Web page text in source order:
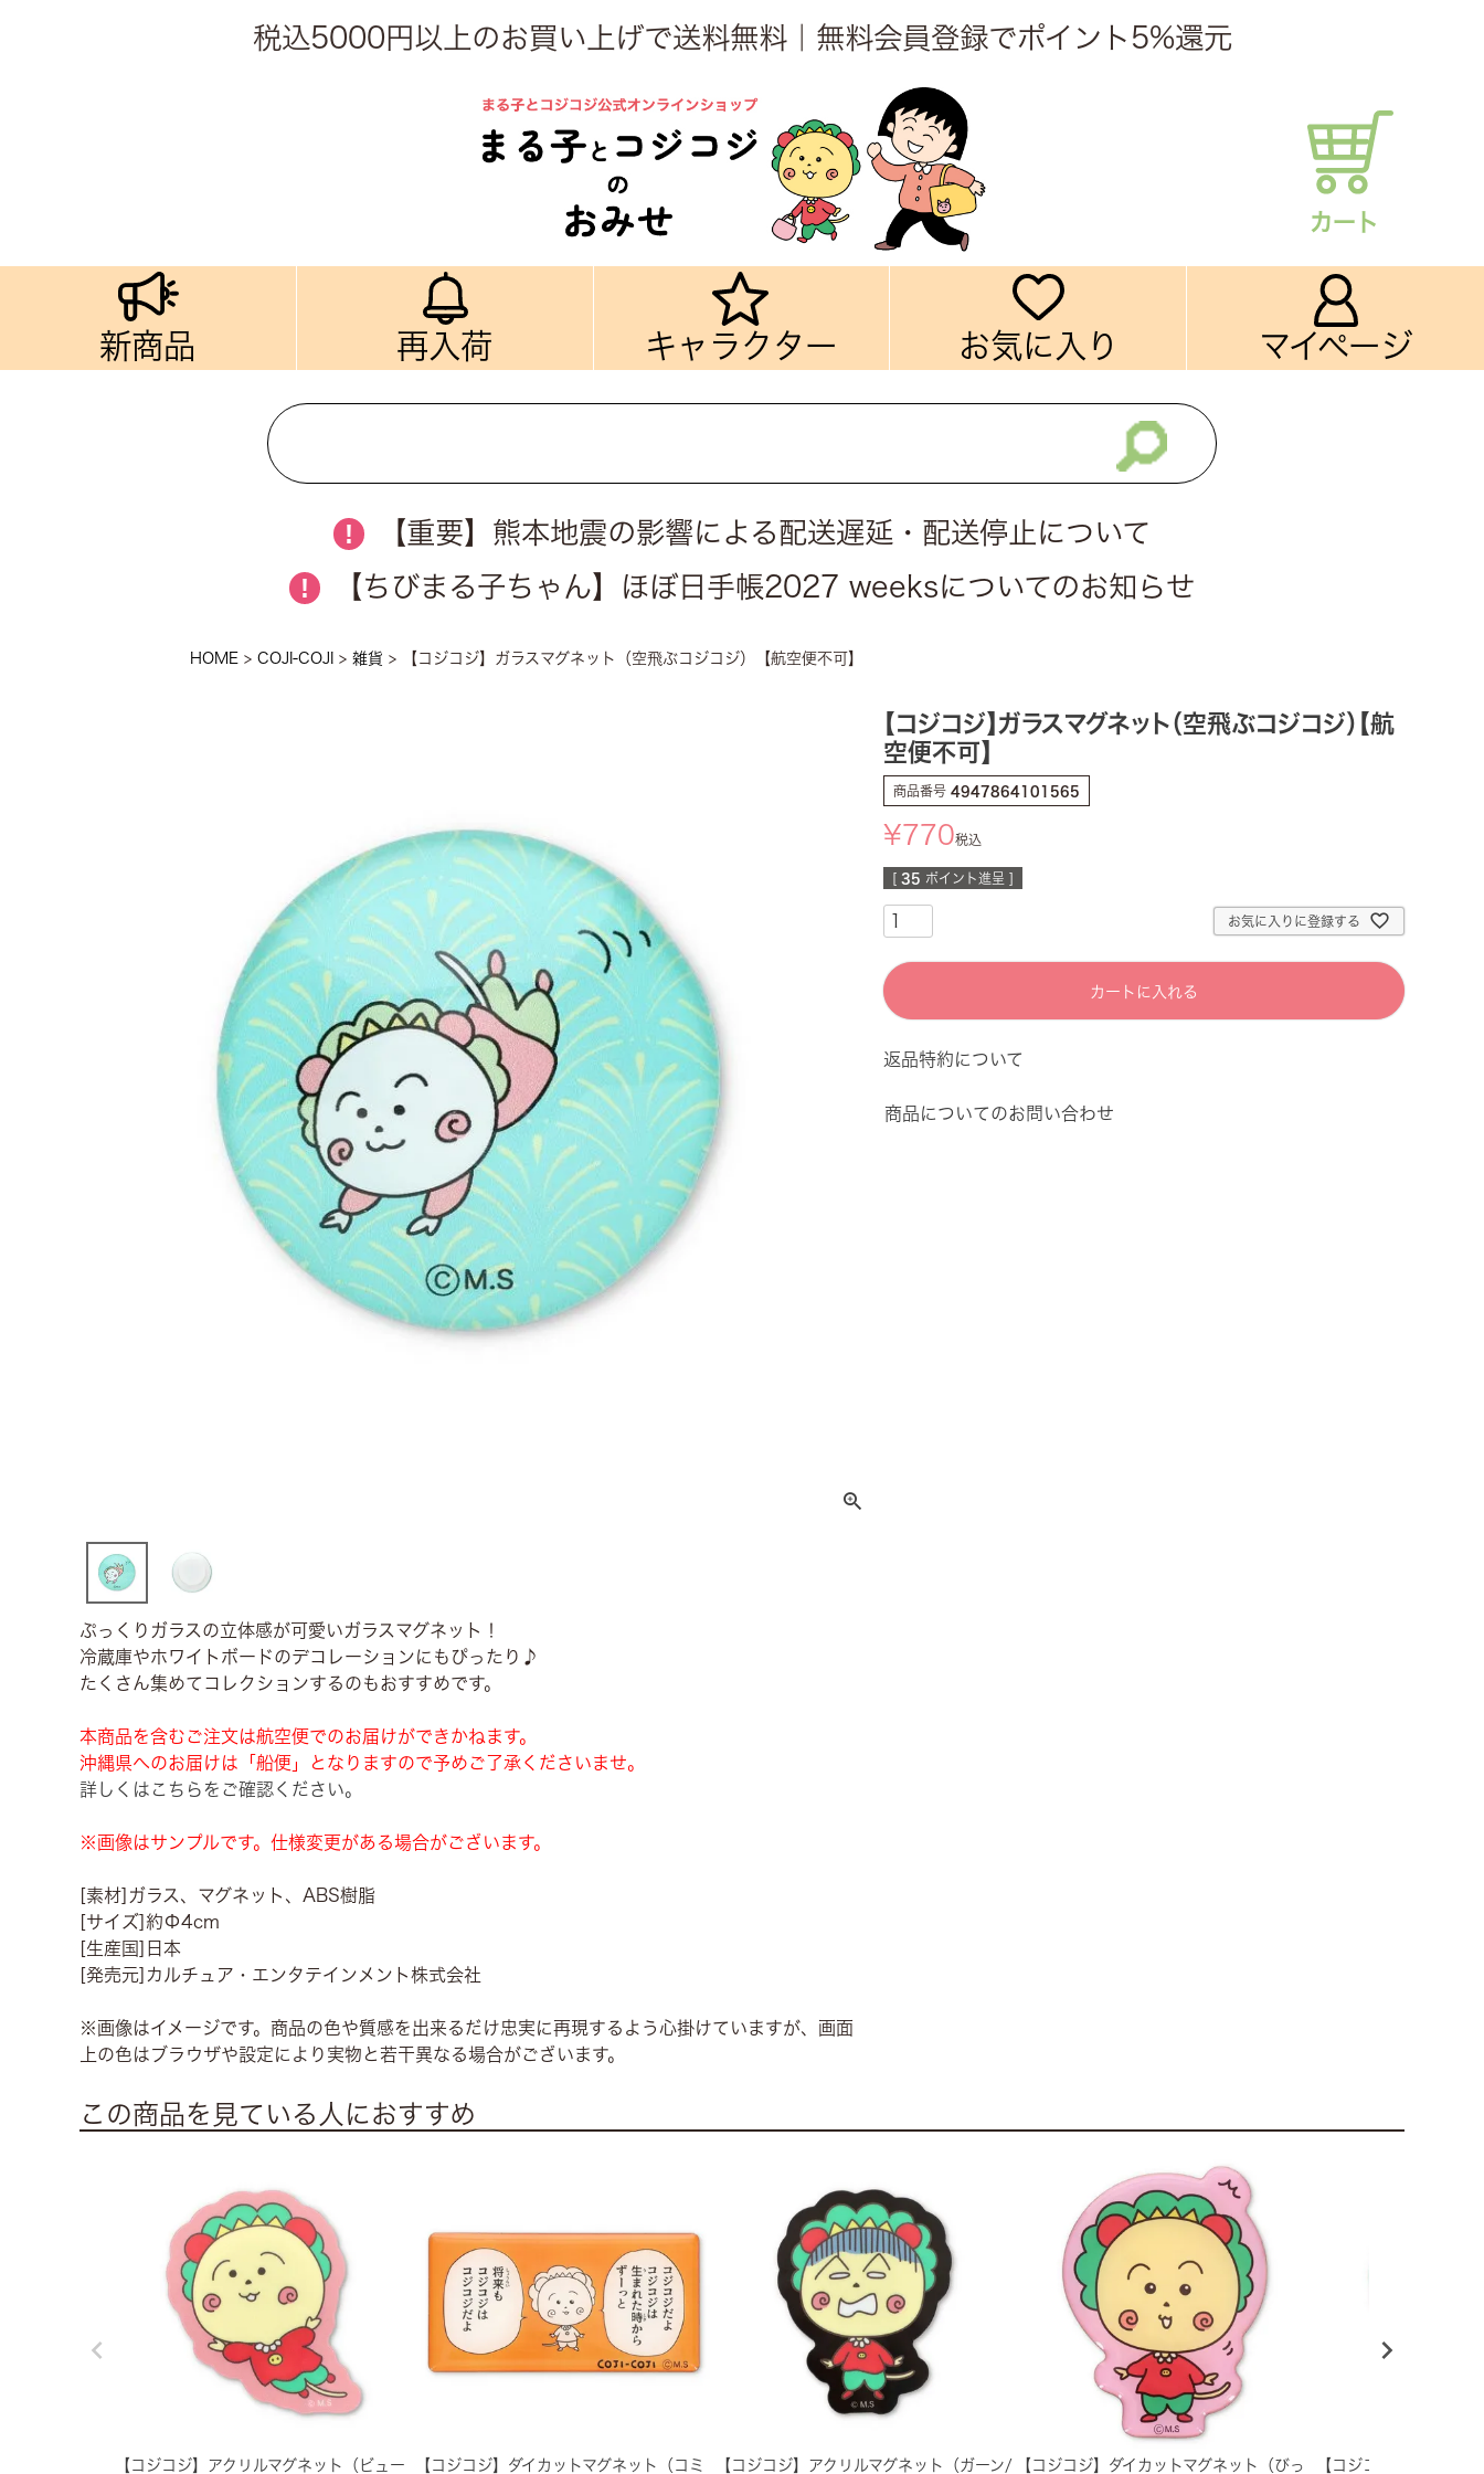
税込5000円以上のお買い上げで送料無料｜無料会員登録でポイント5%還元
カート
新商品 再入荷 キャラクター お気に入り マイページ
! 【重要】熊本地震の影響による配送遅延・配送停止について
! 【ちびまる子ちゃん】ほぼ日手帳2027 weeksについてのお知らせ
HOME COJI-COJI 雑貨 【コジコジ】ガラスマグネット（空飛ぶコジコジ）【航空便不可】
ぷっくりガラスの立体感が可愛いガラスマグネット！
冷蔵庫やホワイトボードのデコレーションにもぴったり♪
たくさん集めてコレクションするのもおすすめです。
本商品を含むご注文は航空便でのお届けができかねます。
沖縄県へのお届けは「船便」となりますので予めご了承くださいませ。
詳しくはこちらをご確認ください。
※画像はサンプルです。仕様変更がある場合がございます。
[素材]ガラス、マグネット、ABS樹脂
[サイズ]約Φ4cm
[生産国]日本
[発売元]カルチュア・エンタテインメント株式会社
※画像はイメージです。商品の色や質感を出来るだけ忠実に再現するよう心掛けていますが、画面
上の色はブラウザや設定により実物と若干異なる場合がございます。
【コジコジ】ガラスマグネット（空飛ぶコジコジ）【航
空便不可】
商品番号 4947864101565
¥770税込
[ 35 ポイント進呈 ]
お気に入りに登録する
カートに入れる
返品特約について
商品についてのお問い合わせ
この商品を見ている人におすすめ
【コジコジ】アクリルマグネット（ビュー 【コジコジ】ダイカットマグネット（コミ 【コジコジ】アクリルマグネット（ガーン/ 【コジコジ】ダイカットマグネット（びっ 【コジコジ】アクリル